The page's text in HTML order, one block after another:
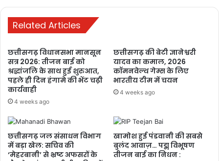
मनेन्द्रगढ़: बीआर कार्यालय परिसर में गंदगी
का अंबार, तोड़फोड़ और अव्यवस्था से
1 week ago
PM ने ‘मन की बात’ में की कोरबा के जल
संरक्षण मॉडल की सराहना, ISRO तकनीक से
Related Articles
छत्तीसगढ़ विधानसभा मानसून
सत्र 2026: तीजन बाई को
श्रद्धांजलि के साथ हुई शुरुआत,
पहले ही दिन हंगामे की भेंट चढ़ी
कार्यवाही
4 weeks ago
छत्तीसगढ़ की बेटी ज्ञानेश्वरी
यादव का कमाल, 2026
कॉमनवेल्थ गेम्स के लिए
भारतीय टीम में चयन
4 weeks ago
छत्तीसगढ़ जल संसाधन विभाग
में बड़ा खेल: सचिव की
‘मेहरबानी’ से भ्रष्ट अफसरों के
खामोश हुई पंडवानी की सबसे
बुलंद आवाज़… पद्म विभूषण
तीजन बाई का निधन :